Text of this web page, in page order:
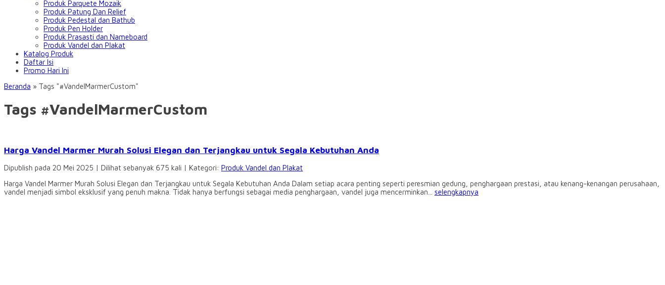
Produk Parquete Mozaik
Produk Patung Dan Relief
Produk Pedestal dan Bathub
Produk Pen Holder
Produk Prasasti dan Nameboard
Produk Vandel dan Plakat
Katalog Produk
Daftar Isi
Promo Hari Ini
Beranda » Tags "#VandelMarmerCustom"
Tags #VandelMarmerCustom
Harga Vandel Marmer Murah Solusi Elegan dan Terjangkau untuk Segala Kebutuhan Anda
Dipublish pada 20 Mei 2025 | Dilihat sebanyak 675 kali | Kategori: Produk Vandel dan Plakat
Harga Vandel Marmer Murah Solusi Elegan dan Terjangkau untuk Segala Kebutuhan Anda Dalam setiap acara penting seperti peresmian gedung, penghargaan prestasi, atau kenang-kenangan perusahaan,
vandel menjadi simbol eksklusif yang penuh makna. Tidak hanya berfungsi sebagai media penghargaan, vandel juga mencerminkan... selengkapnya